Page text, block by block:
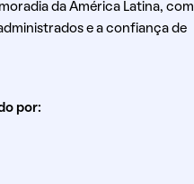
da América Latina, com
e a confiança de
por: